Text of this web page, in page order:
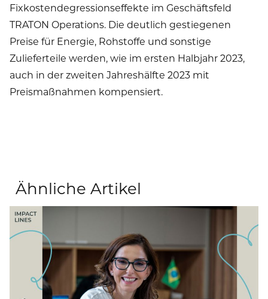
Fixkostendegressionseffekte im Geschäftsfeld
TRATON Operations. Die deutlich gestiegenen
Preise für Energie, Rohstoffe und sonstige
Zulieferteile werden, wie im ersten Halbjahr 2023,
auch in der zweiten Jahreshälfte 2023 mit
Preismaßnahmen kompensiert.
Ähnliche Artikel